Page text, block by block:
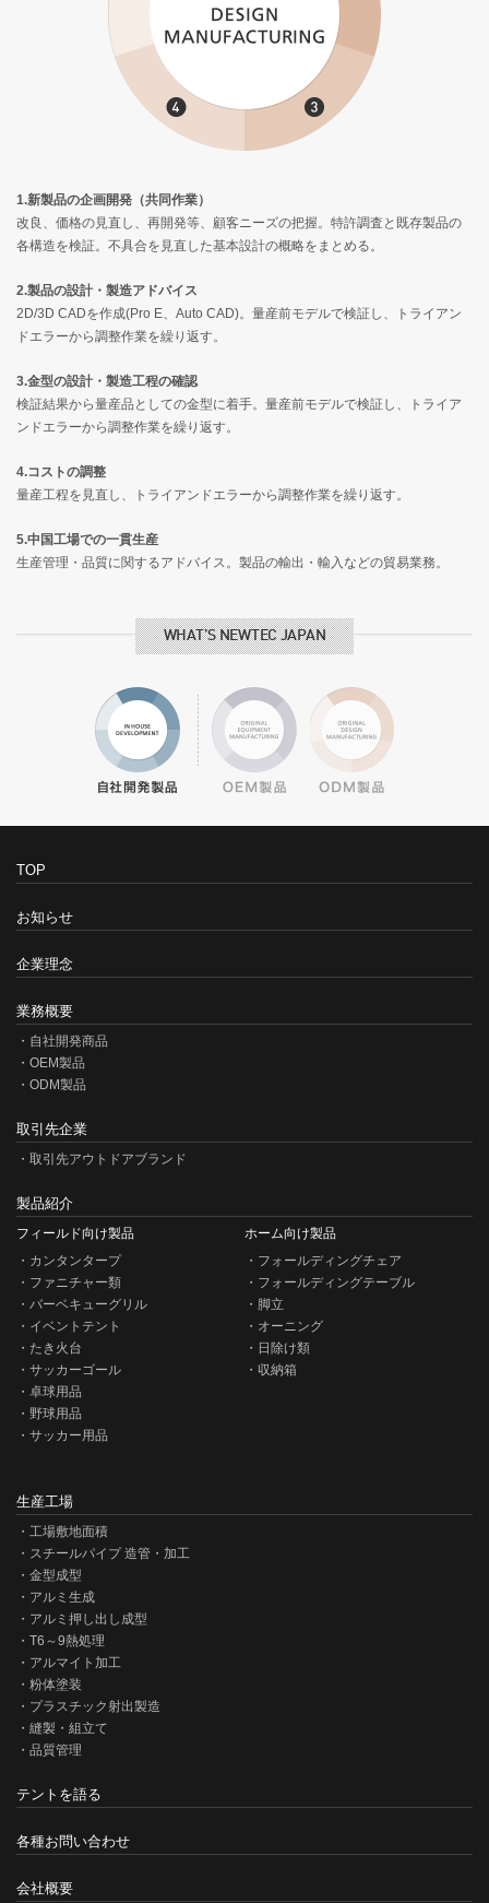
1.新製品の企画開発（共同作業）
改良、価格の見直し、再開発等、顧客ニーズの把握。特許調査と既存製品の
各構造を検証。不具合を見直した基本設計の概略をまとめる。
2.製品の設計・製造アドバイス
2D/3D CADを作成(Pro E、Auto CAD)。量産前モデルで検証し、トライアン
ドエラーから調整作業を繰り返す。
3.金型の設計・製造工程の確認
検証結果から量産品としての金型に着手。量産前モデルで検証し、トライア
ンドエラーから調整作業を繰り返す。
4.コストの調整
量産工程を見直し、トライアンドエラーから調整作業を繰り返す。
5.中国工場での一貫生産
生産管理・品質に関するアドバイス。製品の輸出・輸入などの貿易業務。
WHAT’S NEWTEC JAPAN
TOP
お知らせ
企業理念
業務概要
自社開発商品
OEM製品
ODM製品
取引先企業
取引先アウトドアブランド
製品紹介
フィールド向け製品
カンタンタープ
ファニチャー類
バーベキューグリル
イベントテント
たき火台
サッカーゴール
卓球用品
野球用品
サッカー用品
ホーム向け製品
フォールディングチェア
フォールディングテーブル
脚立
オーニング
日除け類
収納箱
生産工場
工場敷地面積
スチールパイプ 造管・加工
金型成型
アルミ生成
アルミ押し出し成型
T6～9熱処理
アルマイト加工
粉体塗装
プラスチック射出製造
縫製・組立て
品質管理
テントを語る
各種お問い合わせ
会社概要